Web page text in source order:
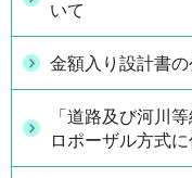
いて
金額入り設計書
「道路及び河川
ロポーザル方式